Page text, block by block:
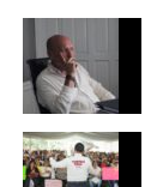
Me gusta